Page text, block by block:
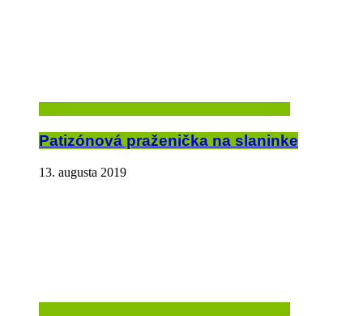
Patizónová praženička na slaninke
13. augusta 2019